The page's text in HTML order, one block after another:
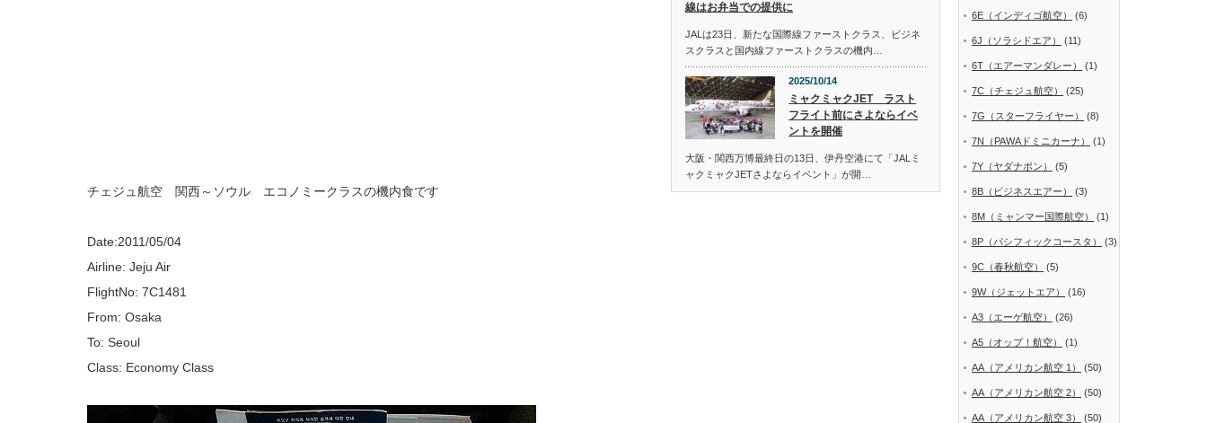
チェジュ航空 関西～ソウル エコノミークラスの機内食です
Date:2011/05/04
Airline: Jeju Air
FlightNo: 7C1481
From: Osaka
To: Seoul
Class: Economy Class
線はお弁当での提供に
JALは23日、新たな国際線ファーストクラス、ビジネ
スクラスと国内線ファーストクラスの機内…
2025/10/14
ミャクミャクJET ラスト
フライト前にさよならイベ
ントを開催
大阪・関西万博最終日の13日、伊丹空港にて「JALミ
ャクミャクJETさよならイベント」が開…
6E（インディゴ航空） (6)
6J（ソラシドエア） (11)
6T（エアーマンダレー） (1)
7C（チェジュ航空） (25)
7G（スターフライヤー） (8)
7N（PAWAドミニカーナ） (1)
7Y（ヤダナポン） (5)
8B（ビジネスエアー） (3)
8M（ミャンマー国際航空） (1)
8P（パシフィックコースタ） (3)
9C（春秋航空） (5)
9W（ジェットエア） (16)
A3（エーゲ航空） (26)
A5（オップ！航空） (1)
AA（アメリカン航空 1） (50)
AA（アメリカン航空 2） (50)
AA（アメリカン航空 3） (50)